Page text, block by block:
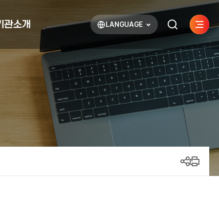
관소개 LANGUAGE
열기 검색하기
사이트
열기